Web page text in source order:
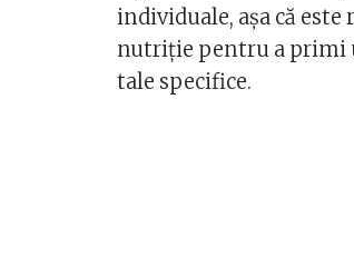
individuale, așa că
nutriție pentru a primi
tale specifice.